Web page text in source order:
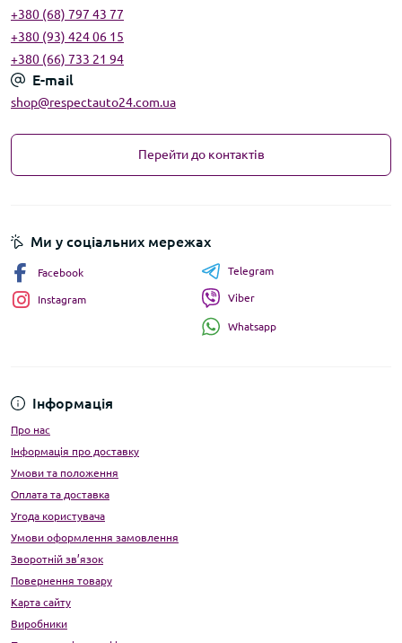
+380 (68) 797 43 77
+380 (93) 424 06 15
+380 (66) 733 21 94
E-mail
shop@respectauto24.com.ua
Перейти до контактів
Інформація
Про нас
Інформація про доставку
Умови та положення
Оплата та доставка
Угода користувача
Умови оформлення замовлення
Зворотній зв’язок
Повернення товару
Карта сайту
Виробники
Ми у соціальних мережах
Facebook
Instagram
Telegram
Viber
Whatsapp